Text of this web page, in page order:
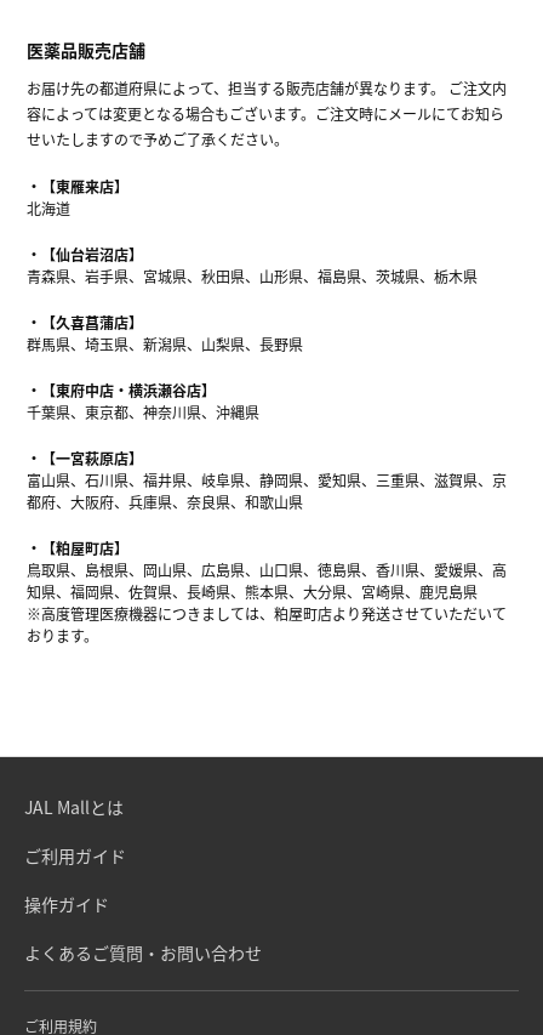
医薬品販売店舗
お届け先の都道府県によって、担当する販売店舗が異なります。 ご注文内
容によっては変更となる場合もございます。ご注文時にメールにてお知ら
せいたしますので予めご了承ください。
【東雁来店】
北海道
【仙台岩沼店】
青森県、岩手県、宮城県、秋田県、山形県、福島県、茨城県、栃木県
【久喜菖蒲店】
群馬県、埼玉県、新潟県、山梨県、長野県
【東府中店・横浜瀬谷店】
千葉県、東京都、神奈川県、沖縄県
【一宮萩原店】
富山県、石川県、福井県、岐阜県、静岡県、愛知県、三重県、滋賀県、京
都府、大阪府、兵庫県、奈良県、和歌山県
【粕屋町店】
鳥取県、島根県、岡山県、広島県、山口県、徳島県、香川県、愛媛県、高
知県、福岡県、佐賀県、長崎県、熊本県、大分県、宮崎県、鹿児島県
※高度管理医療機器につきましては、粕屋町店より発送させていただいて
おります。
JAL Mallとは
ご利用ガイド
操作ガイド
よくあるご質問・お問い合わせ
ご利用規約